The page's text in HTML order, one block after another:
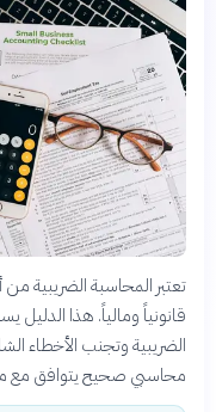
تعتبر المحاسبة الضريبية
قانونياً ومالياً. هذا
الضريبية وتجنب الأخطاء
محاسبي صحيح يتوافق مع